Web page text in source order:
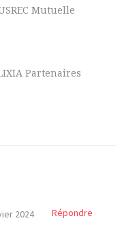
Mutuelle
Partenaires
2024
Répondre